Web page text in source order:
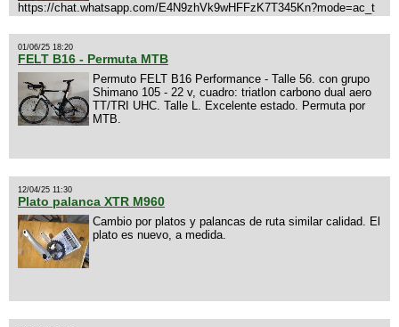
https://chat.whatsapp.com/E4N9zhVk9wHFFzK7T345Kn?mode=ac_t
01/06/25 18:20
FELT B16 - Permuta MTB
Permuto FELT B16 Performance - Talle 56. con grupo
Shimano 105 - 22 v, cuadro: triatlon carbono dual aero
TT/TRI UHC. Talle L. Excelente estado. Permuta por
MTB.
12/04/25 11:30
Plato palanca XTR M960
Cambio por platos y palancas de ruta similar calidad. El
plato es nuevo, a medida.